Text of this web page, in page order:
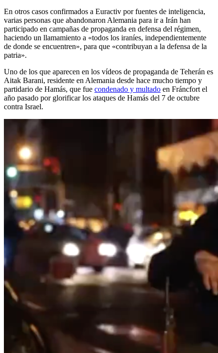
En otros casos confirmados a Euractiv por fuentes de inteligencia,
varias personas que abandonaron Alemania para ir a Irán han
participado en campañas de propaganda en defensa del régimen,
haciendo un llamamiento a «todos los iraníes, independientemente
de donde se encuentren», para que «contribuyan a la defensa de la
patria».
Uno de los que aparecen en los vídeos de propaganda de Teherán es
Aitak Barani, residente en Alemania desde hace mucho tiempo y
partidario de Hamás, que fue condenado y multado en Fráncfort el
año pasado por glorificar los ataques de Hamás del 7 de octubre
contra Israel.